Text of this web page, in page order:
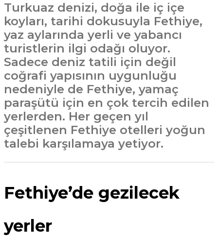
Turkuaz denizi, doğa ile iç içe
koyları, tarihi dokusuyla Fethiye,
yaz aylarında yerli ve yabancı
turistlerin ilgi odağı oluyor.
Sadece deniz tatili için değil
coğrafi yapısının uygunluğu
nedeniyle de Fethiye, yamaç
paraşütü için en çok tercih edilen
yerlerden. Her geçen yıl
çeşitlenen Fethiye otelleri yoğun
talebi karşılamaya yetiyor.
Fethiye’de gezilecek
yerler